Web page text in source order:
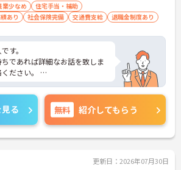
業少なめ
住宅手当・補助
あり
社会保険完備 交通費支給 退職金制度あり
す。
であれば詳細なお話を致しま
ださい。
それぞれ複製頂き、
は夜勤の記載を消して作成く
る 無料 紹介してもらう
更新日：2026年07月30日